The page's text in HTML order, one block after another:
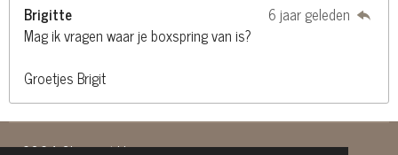
Brigitte
6 jaar geleden
Mag ik vragen waar je boxspring van is?
Groetjes Brigit